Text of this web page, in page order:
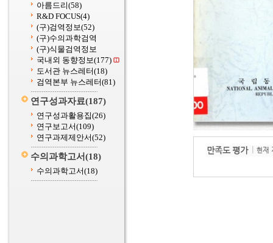
아름드리(58)
R&D FOCUS(4)
(구)검역정보(52)
(구)수의과학검역
(구)식물검역정보
국내외 동향정보(177)
도서관 뉴스레터(18)
검역본부 뉴스레터(81)
연구성과자료(187)
연구성과활용집(26)
연구보고서(109)
연구과제제안서(52)
수의과학고서(18)
수의과학고서(18)